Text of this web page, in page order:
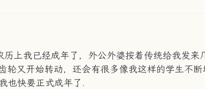
上我已经成年了，外公外婆按着传统给我发
又开始转动，还会有很多像我这样的学生不
也快要正式成年了.